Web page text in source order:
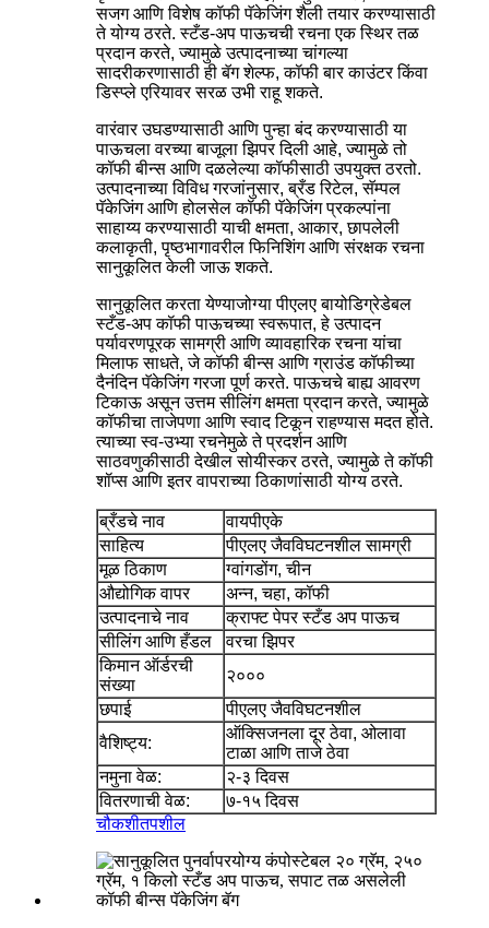
सजग आणि विशेष कॉफी पॅकेजिंग शैली तयार करण्यासाठी
ते योग्य ठरते. स्टँड-अप पाऊचची रचना एक स्थिर तळ
प्रदान करते, ज्यामुळे उत्पादनाच्या चांगल्या
सादरीकरणासाठी ही बॅग शेल्फ, कॉफी बार काउंटर किंवा
डिस्प्ले एरियावर सरळ उभी राहू शकते.
वारंवार उघडण्यासाठी आणि पुन्हा बंद करण्यासाठी या
पाऊचला वरच्या बाजूला झिपर दिली आहे, ज्यामुळे तो
कॉफी बीन्स आणि दळलेल्या कॉफीसाठी उपयुक्त ठरतो.
उत्पादनाच्या विविध गरजांनुसार, ब्रँड रिटेल, सॅम्पल
पॅकेजिंग आणि होलसेल कॉफी पॅकेजिंग प्रकल्पांना
साहाय्य करण्यासाठी याची क्षमता, आकार, छापलेली
कलाकृती, पृष्ठभागावरील फिनिशिंग आणि संरक्षक रचना
सानुकूलित केली जाऊ शकते.
सानुकूलित करता येण्याजोग्या पीएलए बायोडिग्रेडेबल
स्टँड-अप कॉफी पाऊचच्या स्वरूपात, हे उत्पादन
पर्यावरणपूरक सामग्री आणि व्यावहारिक रचना यांचा
मिलाफ साधते, जे कॉफी बीन्स आणि ग्राउंड कॉफीच्या
दैनंदिन पॅकेजिंग गरजा पूर्ण करते. पाऊचचे बाह्य आवरण
टिकाऊ असून उत्तम सीलिंग क्षमता प्रदान करते, ज्यामुळे
कॉफीचा ताजेपणा आणि स्वाद टिकून राहण्यास मदत होते.
त्याच्या स्व-उभ्या रचनेमुळे ते प्रदर्शन आणि
साठवणुकीसाठी देखील सोयीस्कर ठरते, ज्यामुळे ते कॉफी
शॉप्स आणि इतर वापराच्या ठिकाणांसाठी योग्य ठरते.
ब्रँडचे नाव
वायपीएके
साहित्य
पीएलए जैवविघटनशील सामग्री
मूळ ठिकाण
ग्वांगडोंग, चीन
औद्योगिक वापर
अन्न, चहा, कॉफी
उत्पादनाचे नाव
क्राफ्ट पेपर स्टँड अप पाऊच
सीलिंग आणि हँडल
वरचा झिपर
किमान ऑर्डरची
संख्या
२०००
छपाई
पीएलए जैवविघटनशील
वैशिष्ट्य:
ऑक्सिजनला दूर ठेवा, ओलावा
टाळा आणि ताजे ठेवा
नमुना वेळ:
२-३ दिवस
वितरणाची वेळ:
७-१५ दिवस
चौकशीतपशील